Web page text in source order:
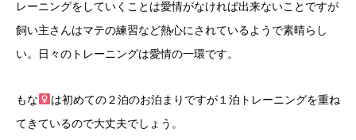
レーニングをしていくことは愛情がなければ出来ないことですが
飼い主さんはマテの練習など熱心にされているようで素晴らし
い。日々のトレーニングは愛情の一環です。
もな
は初めての２泊のお泊まりですが１泊トレーニングを重ね
てきているので大丈夫でしょう。